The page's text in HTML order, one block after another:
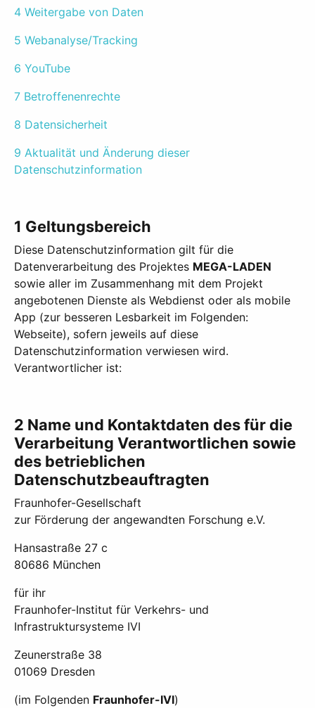
4 Weitergabe von Daten
5 Webanalyse/Tracking
6 YouTube
7 Betroffenenrechte
8 Datensicherheit
9 Aktualität und Änderung dieser
Datenschutzinformation
1 Geltungsbereich
Diese Datenschutzinformation gilt für die
Datenverarbeitung des Projektes MEGA-LADEN
sowie aller im Zusammenhang mit dem Projekt
angebotenen Dienste als Webdienst oder als mobile
App (zur besseren Lesbarkeit im Folgenden:
Webseite), sofern jeweils auf diese
Datenschutzinformation verwiesen wird.
Verantwortlicher ist:
2 Name und Kontaktdaten des für die
Verarbeitung Verantwortlichen sowie
des betrieblichen
Datenschutzbeauftragten
Fraunhofer-Gesellschaft
zur Förderung der angewandten Forschung e.V.
Hansastraße 27 c
80686 München
für ihr
Fraunhofer-Institut für Verkehrs- und
Infrastruktursysteme IVI
Zeunerstraße 38
01069 Dresden
(im Folgenden Fraunhofer-IVI)